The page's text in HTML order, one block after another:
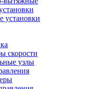
установки
скорости
узлы